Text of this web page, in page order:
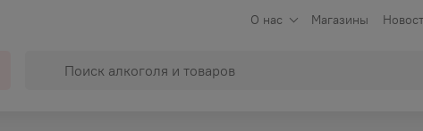
О нас Магазины